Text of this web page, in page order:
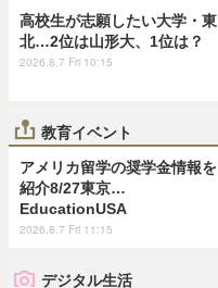
高校生が志願したい大学・東
北…2位は山形大、1位は？
2026.8.7 Fri 10:15
教育イベント
アメリカ留学の奨学金情報を
紹介8/27東京…
EducationUSA
2026.8.7 Fri 11:15
デジタル生活